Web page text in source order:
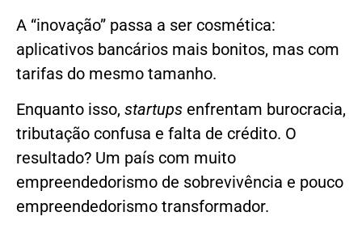
A “inovação” passa a ser cosmética:
aplicativos bancários mais bonitos, mas com
tarifas do mesmo tamanho.
Enquanto isso, startups enfrentam burocracia,
tributação confusa e falta de crédito. O
resultado? Um país com muito
empreendedorismo de sobrevivência e pouco
empreendedorismo transformador.